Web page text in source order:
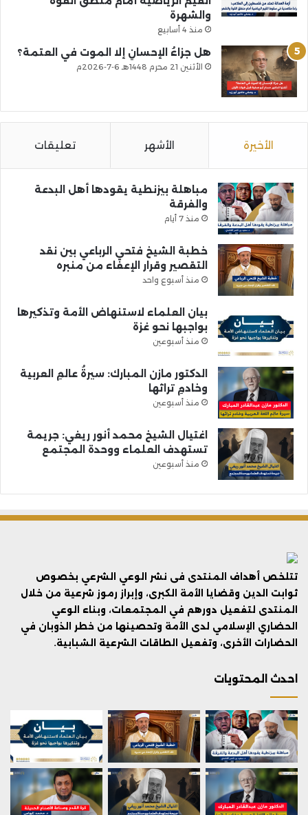
والشهرة
منذ 4 أسابيع
هل جزاءُ الإحسانِ إلا الموت في العتمة؟
الأثنين 21 محرم 1448هـ 6-7-2026م
الأخيرة الأشهر تعليقات
مباهلة بيزنطية يقودها أهل البدعة
والفرقة
منذ 7 أيام
خطبة الشيخ فتحي الرباعي بين نقد
التقصير وقرار الإعفاء من منبره
منذ أسبوع واحد
بيان العلماء لاستنهاض الأمة وتذكيرها
بواجبها نحو غزة
منذ أسبوعين
الدكتور مازن المبارك: سيرةُ عالمِ العربية
وخادمِ تراثها
منذ أسبوعين
اغتيال الشيخ محمد أنور ريغي: جريمة
تستهدف العلماء ووحدة المجتمع
منذ أسبوعين
تتلخص أهداف المنتدى فى نشر الوعي الشرعي بخصوص
ثوابت الدين وقضايا الأمة الكبرى، وإبراز رموز شرعية من خلال
المنتدى لتفعيل دورهم في المجتمعات، وبناء الوعي
الحضاري الإسلامي لدى الأمة وتحصينها من خطر الذوبان في
الحضارات الأخرى، وتفعيل الطاقات الشرعية الشبابية.
احدث المحتويات